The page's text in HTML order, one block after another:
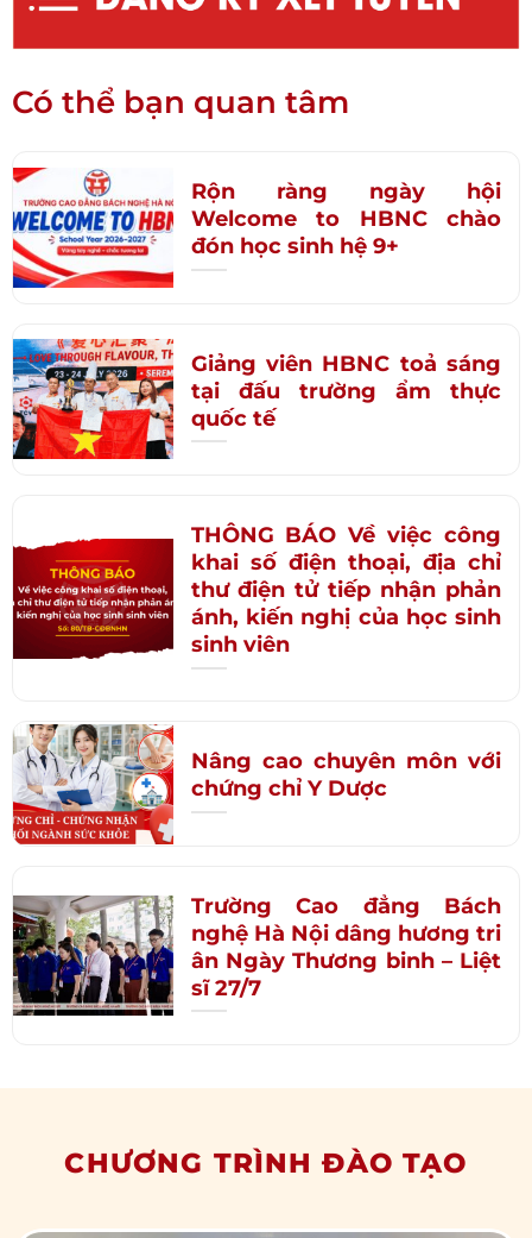
Có thể bạn quan tâm
Rộn ràng ngày hội
Welcome to HBNC chào
đón học sinh hệ 9+
Giảng viên HBNC toả sáng
tại đấu trường ẩm thực
quốc tế
THÔNG BÁO Về việc công
khai số điện thoại, địa chỉ
thư điện tử tiếp nhận phản
ánh, kiến nghị của học sinh
sinh viên
Nâng cao chuyên môn với
chứng chỉ Y Dược
Trường Cao đẳng Bách
nghệ Hà Nội dâng hương tri
ân Ngày Thương binh – Liệt
sĩ 27/7
CHƯƠNG TRÌNH ĐÀO TẠO